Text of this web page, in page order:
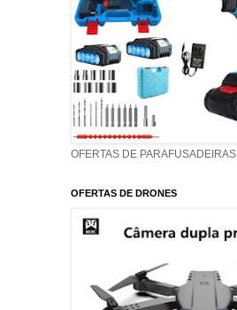
OFERTAS DE PARAFUSADEIRAS
OFERTAS DE DRONES